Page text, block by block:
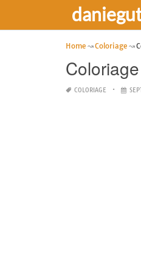
Home Coloriage
COLORIAGE